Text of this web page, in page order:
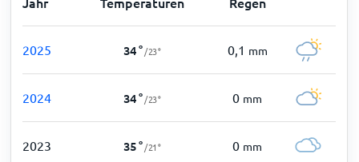
2025 34° /23° 0,1 mm
2024 34° /23° 0 mm
2023 35° /21° 0 mm